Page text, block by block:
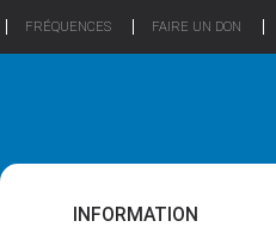
FRÉQUENCES FAIRE UN DON
INFORMATION